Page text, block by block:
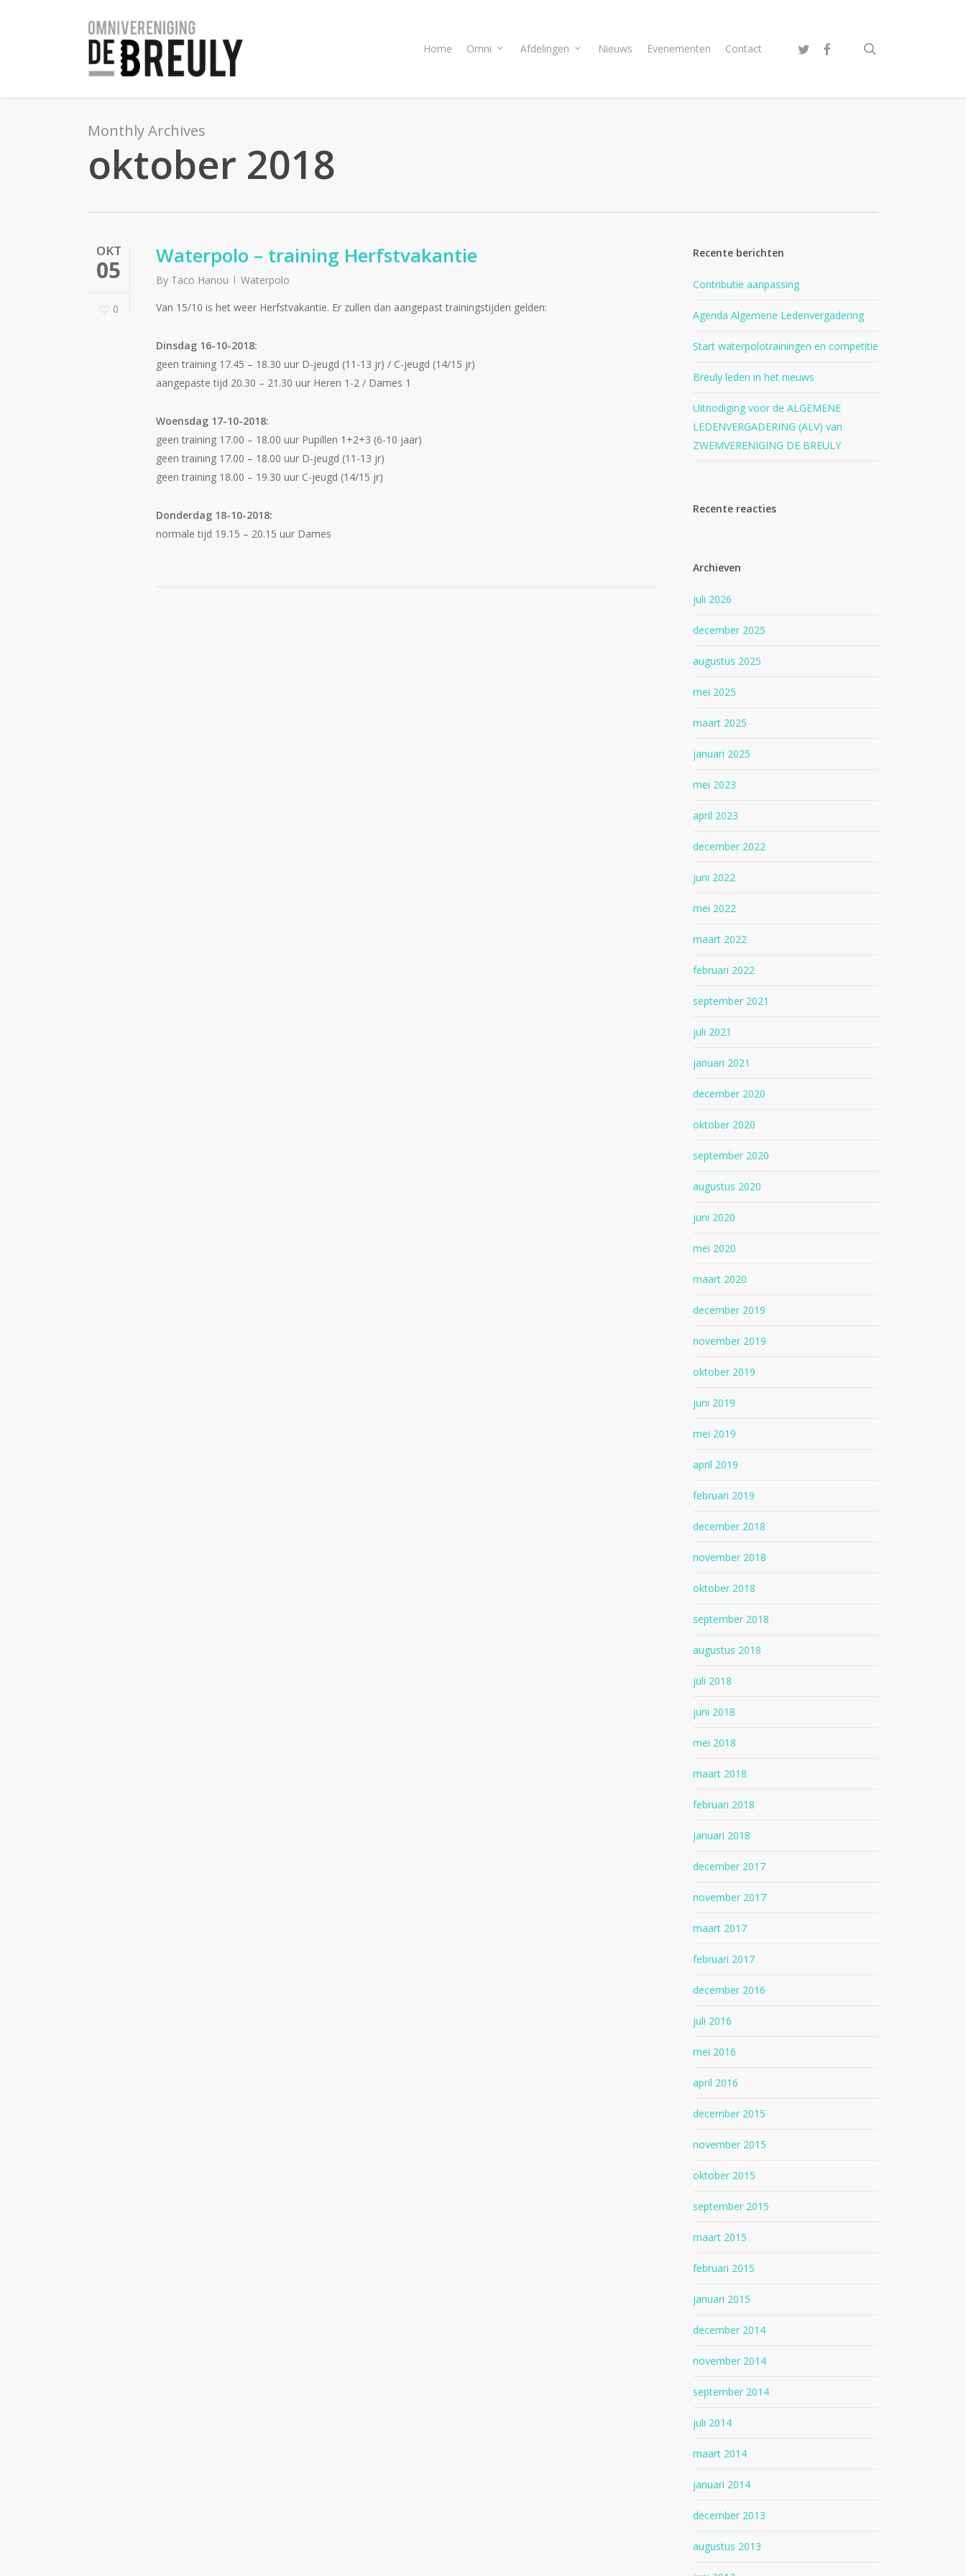
Home Omni Afdelingen Nieuws Evenementen Contact twitter facebook
Monthly Archives
oktober 2018
OKT
05
0
Waterpolo – training Herfstvakantie
By Taco Hanou
Waterpolo
Van 15/10 is het weer Herfstvakantie. Er zullen dan aangepast trainingstijden gelden:
Dinsdag 16-10-2018:
geen training 17.45 – 18.30 uur D-jeugd (11-13 jr) / C-jeugd (14/15 jr)
aangepaste tijd 20.30 – 21.30 uur Heren 1-2 / Dames 1
Woensdag 17-10-2018:
geen training 17.00 – 18.00 uur Pupillen 1+2+3 (6-10 jaar)
geen training 17.00 – 18.00 uur D-jeugd (11-13 jr)
geen training 18.00 – 19.30 uur C-jeugd (14/15 jr)
Donderdag 18-10-2018:
normale tijd 19.15 – 20.15 uur Dames
Recente berichten
Contributie aanpassing
Agenda Algemene Ledenvergadering
Start waterpolotrainingen en competitie
Breuly leden in het nieuws
Uitnodiging voor de ALGEMENE
LEDENVERGADERING (ALV) van
ZWEMVERENIGING DE BREULY
Recente reacties
Archieven
juli 2026
december 2025
augustus 2025
mei 2025
maart 2025
januari 2025
mei 2023
april 2023
december 2022
juni 2022
mei 2022
maart 2022
februari 2022
september 2021
juli 2021
januari 2021
december 2020
oktober 2020
september 2020
augustus 2020
juni 2020
mei 2020
maart 2020
december 2019
november 2019
oktober 2019
juni 2019
mei 2019
april 2019
februari 2019
december 2018
november 2018
oktober 2018
september 2018
augustus 2018
juli 2018
juni 2018
mei 2018
maart 2018
februari 2018
januari 2018
december 2017
november 2017
maart 2017
februari 2017
december 2016
juli 2016
mei 2016
april 2016
december 2015
november 2015
oktober 2015
september 2015
maart 2015
februari 2015
januari 2015
december 2014
november 2014
september 2014
juli 2014
maart 2014
januari 2014
december 2013
augustus 2013